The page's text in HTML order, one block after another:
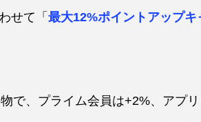
せて「 最大12%ポイントアップキ
で、プライム会員は+2%、アプ